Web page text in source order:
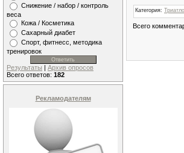
Снижение / набор / контроль
веса
Кожа / Косметика
Сахарный диабет
Спорт, фитнесс, методика
тренировок
Результаты | Архив опросов
Всего ответов: 182
Рекламодателям
Категория:
Всего